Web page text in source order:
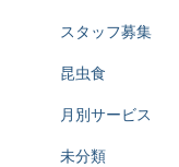
スタッフ募集
昆虫食
月別サービス
未分類